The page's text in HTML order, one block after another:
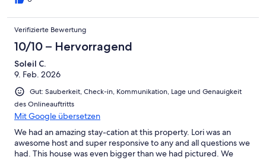
Verifizierte Bewertung
10/10 – Hervorragend
Soleil C.
9. Feb. 2026
Gut: Sauberkeit, Check-in, Kommunikation, Lage und Genauigkeit
des Onlineauftritts
Mit Google übersetzen
We had an amazing stay-cation at this property. Lori was an
awesome host and super responsive to any and all questions we
had. This house was even bigger than we had pictured. We